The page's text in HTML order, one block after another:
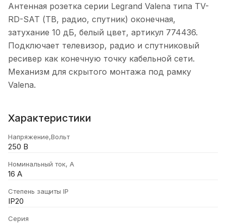
Антенная розетка серии Legrand Valena типа TV-
RD-SAT (ТВ, радио, спутник) оконечная,
затухание 10 дБ, белый цвет, артикул 774436.
Подключает телевизор, радио и спутниковый
ресивер как конечную точку кабельной сети.
Механизм для скрытого монтажа под рамку
Valena.
Характеристики
Напряжение,Вольт
250 В
Номинальный ток, А
16 А
Степень защиты IP
IP20
Серия